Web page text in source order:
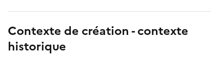
Contexte de création - contexte
historique